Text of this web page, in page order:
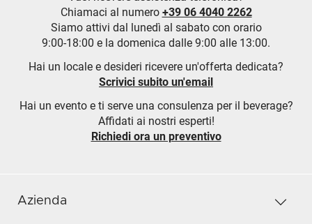
Chiamaci al numero +39 06 4040 2262
Siamo attivi dal lunedì al sabato con orario
9:00-18:00 e la domenica dalle 9:00 alle 13:00.
Hai un locale e desideri ricevere un'offerta dedicata?
Scrivici subito un'email
Hai un evento e ti serve una consulenza per il beverage?
Affidati ai nostri esperti!
Richiedi ora un preventivo
Azienda